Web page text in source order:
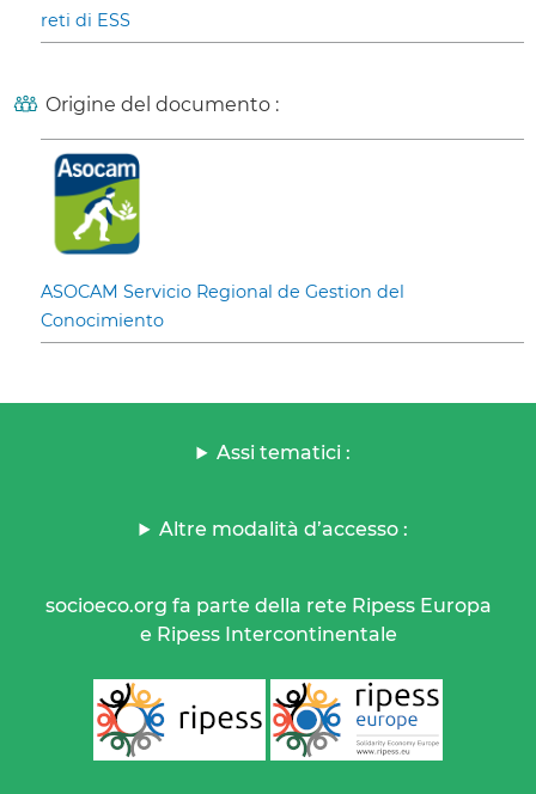
reti di ESS
Origine del documento :
ASOCAM Servicio Regional de Gestion del
Conocimiento
Assi tematici :
Altre modalità d’accesso :
socioeco.org fa parte della rete Ripess Europa
e Ripess Intercontinentale